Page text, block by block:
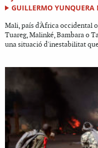
GUILLERMO YUNQUERA
Mali, país d'Àfrica occidental
Tuareg, Malinké, Bambara o
una situació d'inestabilitat